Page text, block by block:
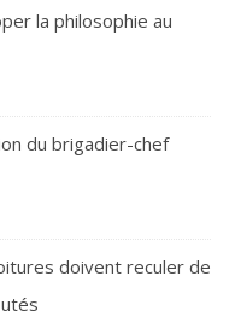
la philosophie au
du brigadier-chef
doivent reculer de